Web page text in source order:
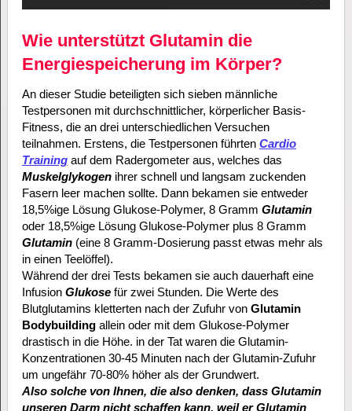
Wie unterstützt Glutamin die
Energiespeicherung im Körper?
An dieser Studie beteiligten sich sieben männliche
Testpersonen mit durchschnittlicher, körperlicher Basis-
Fitness, die an drei unterschiedlichen Versuchen
teilnahmen. Erstens, die Testpersonen führten Cardio
Trainingauf dem Radergometer aus, welches das
Muskelglykogenihrer schnell und langsam zuckenden
Fasern leer machen sollte. Dann bekamen sie entweder
18,5%ige Lösung Glukose-Polymer, 8 Gramm Glutamin
oder 18,5%ige Lösung Glukose-Polymer plus 8 Gramm
Glutamin(eine 8 Gramm-Dosierung passt etwas mehr als
in einen Teelöffel).
Während der drei Tests bekamen sie auch dauerhaft eine
Infusion Glukosefür zwei Stunden. Die Werte des
Blutglutamins kletterten nach der Zufuhr von Glutamin
Bodybuildingallein oder mit dem Glukose-Polymer
drastisch in die Höhe. in der Tat waren die Glutamin-
Konzentrationen 30-45 Minuten nach der Glutamin-Zufuhr
um ungefähr 70-80% höher als der Grundwert.
Also solche von Ihnen, die also denken, dass Glutamin
unseren Darm nicht schaffen kann, weil er Glutamin